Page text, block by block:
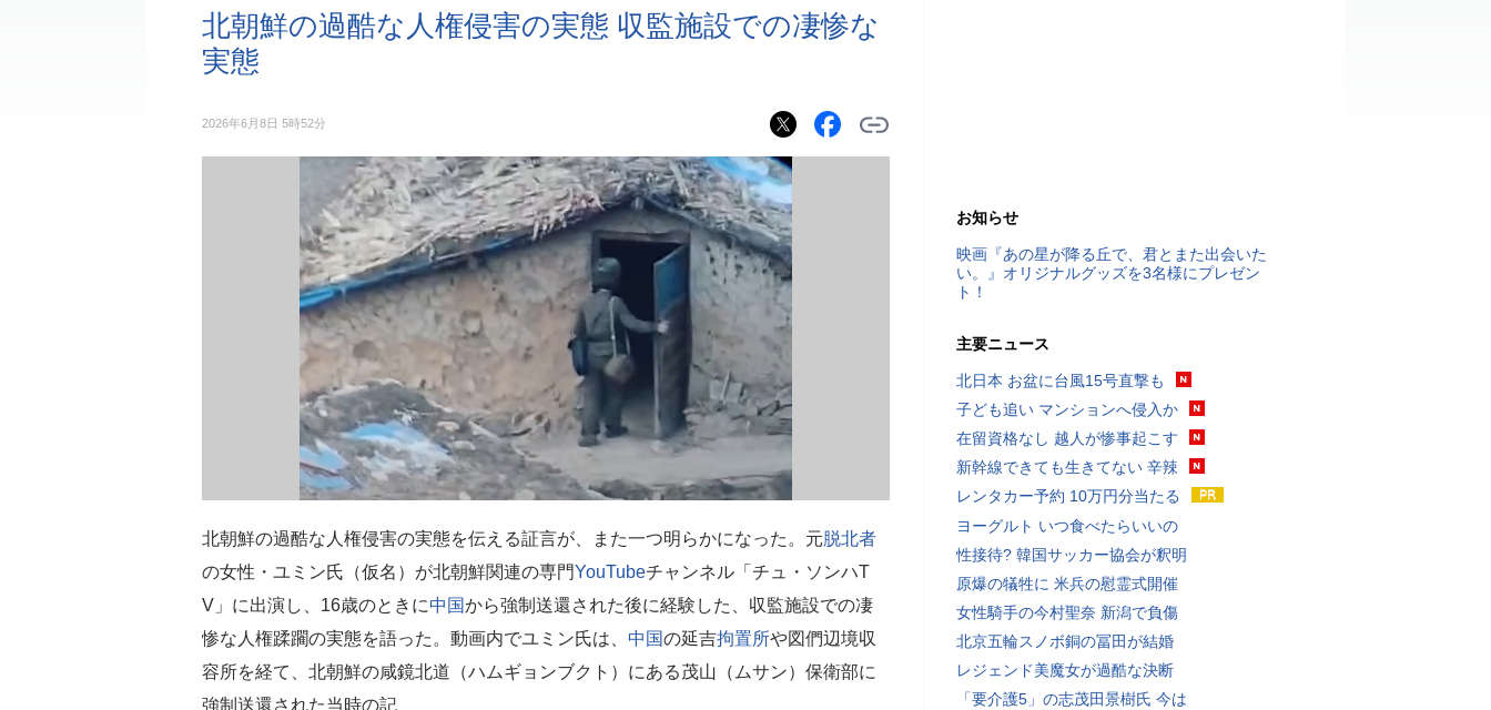
北朝鮮の過酷な人権侵害の実態 収監施設での凄惨な
実態
2026年6月8日 5時52分
北朝鮮の過酷な人権侵害の実態を伝える証言が、また一つ明らかになった。元脱北者
の女性・ユミン氏（仮名）が北朝鮮関連の専門YouTubeチャンネル「チュ・ソンハT
V」に出演し、16歳のときに中国から強制送還された後に経験した、収監施設での凄
惨な人権蹂躙の実態を語った。動画内でユミン氏は、 中国の延吉拘置所や図們辺境収
容所を経て、北朝鮮の咸鏡北道（ハムギョンブクト）にある茂山（ムサン）保衛部に
強制送還された当時の記
お知らせ
映画『あの星が降る丘で、君とまた出会いた
い。』オリジナルグッズを3名様にプレゼン
ト！
主要ニュース
北日本 お盆に台風15号直撃も
子ども追い マンションへ侵入か
在留資格なし 越人が惨事起こす
新幹線できても生きてない 辛辣
レンタカー予約 10万円分当たる
ヨーグルト いつ食べたらいいの
性接待? 韓国サッカー協会が釈明
原爆の犠牲に 米兵の慰霊式開催
女性騎手の今村聖奈 新潟で負傷
北京五輪スノボ銅の冨田が結婚
レジェンド美魔女が過酷な決断
「要介護5」の志茂田景樹氏 今は